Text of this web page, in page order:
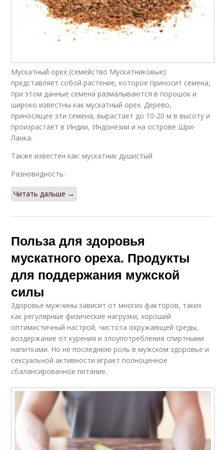
Мускатный орех (семейство Мускатниковые)
представляет собой растение, которое приносит семена,
при этом данные семена размалываются в порошок и
широко известны как мускатный орех. Дерево,
приносящее эти семена, вырастает до 10-20 м в высоту и
произрастает в Индии, Индонезии и на острове Шри-
Ланка.
Также известен как: мускатник душистый
Разновидность:
Читать дальше →
Польза для здоровья
мускатного ореха. Продукты
для поддержания мужской
силы
Здоровье мужчины зависит от многих факторов, таких
как регулярные физические нагрузки, хороший
оптимистичный настрой, чистота окружающей среды,
воздержание от курения и злоупотребления спиртными
напитками. Но не последнюю роль в мужском здоровье и
сексуальной активности играет полноценное
сбалансированное питание.